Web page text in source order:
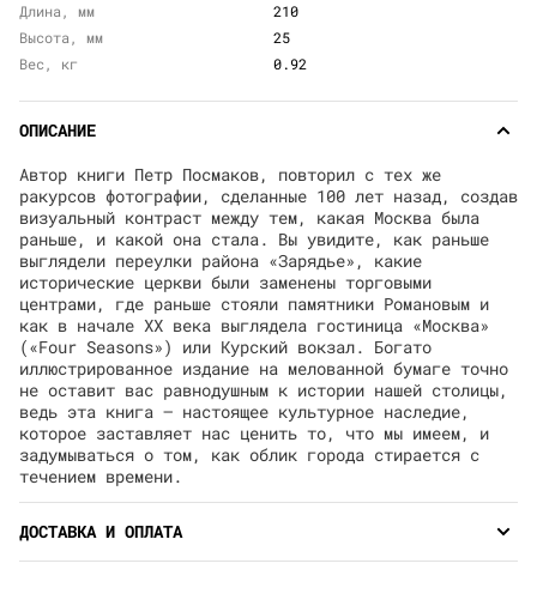
Длина, мм
210
Высота, мм
25
Вес, кг
0.92
ОПИСАНИЕ
Автор книги Петр Посмаков, повторил с тех же
ракурсов фотографии, сделанные 100 лет назад, создав
визуальный контраст между тем, какая Москва была
раньше, и какой она стала. Вы увидите, как раньше
выглядели переулки района «Зарядье», какие
исторические церкви были заменены торговыми
центрами, где раньше стояли памятники Романовым и
как в начале XX века выглядела гостиница «Москва»
(«Four Seasons») или Курский вокзал. Богато
иллюстрированное издание на мелованной бумаге точно
не оставит вас равнодушным к истории нашей столицы,
ведь эта книга — настоящее культурное наследие,
которое заставляет нас ценить то, что мы имеем, и
задумываться о том, как облик города стирается с
течением времени.
ДОСТАВКА И ОПЛАТА